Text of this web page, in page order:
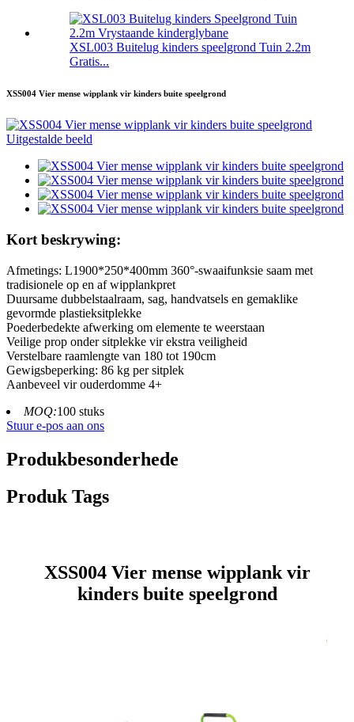
XSL003 Buitelug kinders speelgrond Tuin 2.2m
Gratis...
XSS004 Vier mense wipplank vir kinders buite speelgrond
Kort beskrywing:
Afmetings: L1900*250*400mm 360°-swaaifunksie saam met
tradisionele op en af ​​wipplankpret
Duursame dubbelstaalraam, sag, handvatsels en gemaklike
gevormde plastieksitplekke
Poederbedekte afwerking om elemente te weerstaan
Veilige prop onder sitplekke vir ekstra veiligheid
Verstelbare raamlengte van 180 tot 190cm
Gewigsbeperking: 86 kg per sitplek
Aanbeveel vir ouderdomme 4+
MOQ:100 stuks
Stuur e-pos aan ons
Produkbesonderhede
Produk Tags
XSS004 Vier mense wipplank vir
kinders buite speelgrond